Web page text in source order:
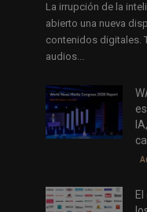
La irrupción de la
abierto una nueva
contenidos digitales.
audios...